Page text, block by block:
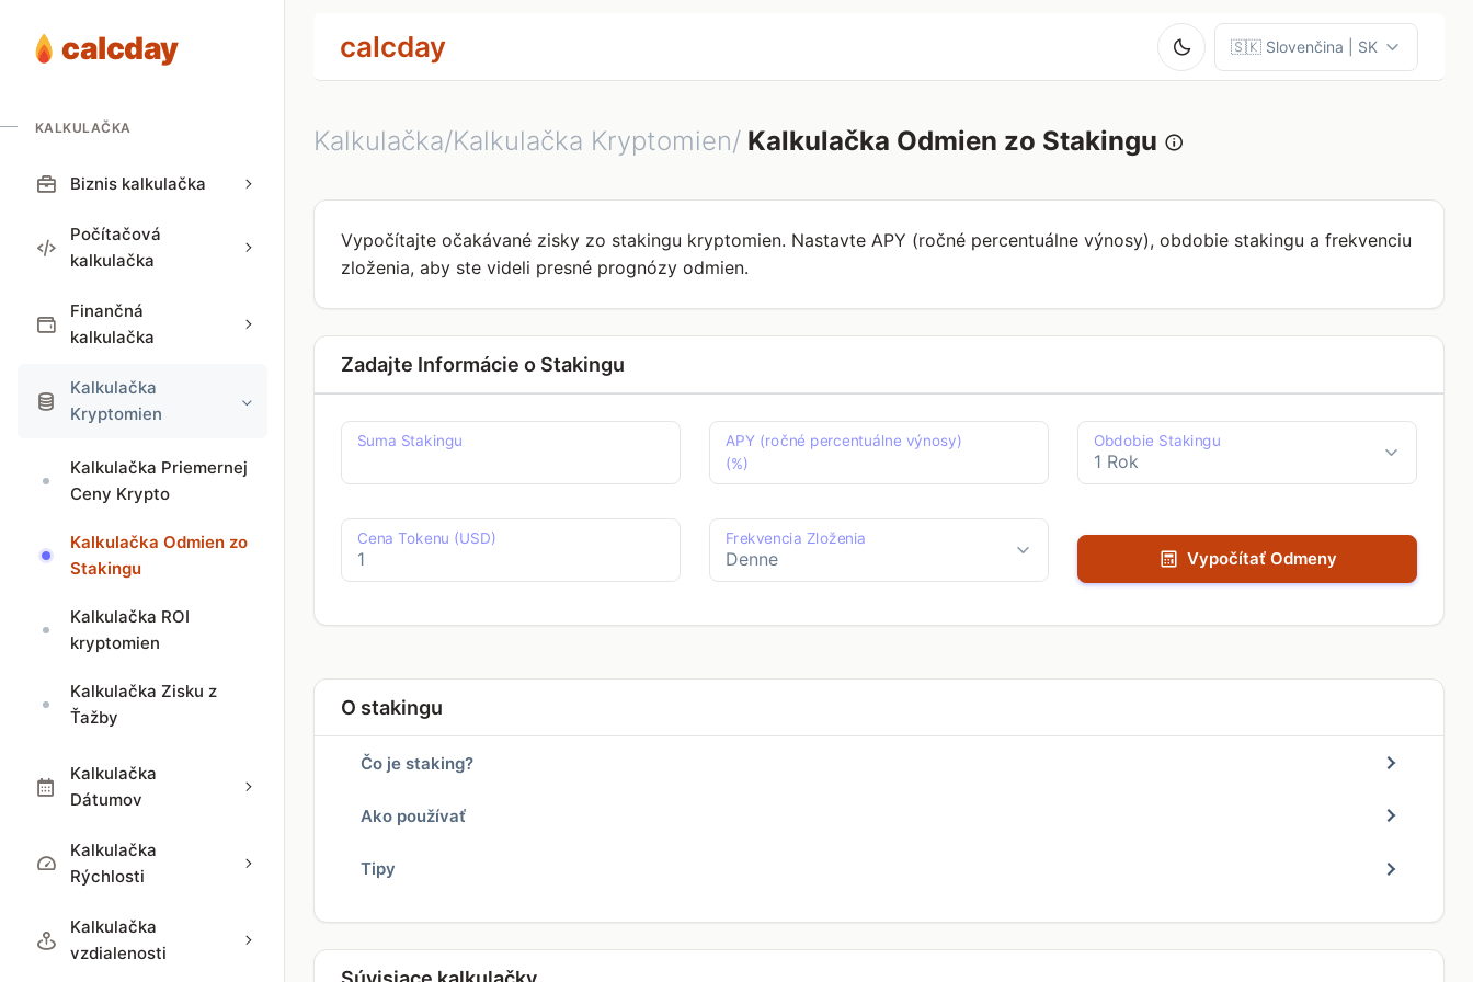
calcday
KALKULAČKA
Biznis kalkulačka
Počítačová
kalkulačka
Finančná
kalkulačka
Kalkulačka
Kryptomien
Kalkulačka Priemernej
Ceny Krypto
Kalkulačka Odmien zo
Stakingu
Kalkulačka ROI
kryptomien
Kalkulačka Zisku z
Ťažby
Kalkulačka
Dátumov
Kalkulačka
Rýchlosti
Kalkulačka
vzdialenosti
calcday
Kalkulačka/Kalkulačka Kryptomien/ Kalkulačka Odmien zo Stakingu
Vypočítajte očakávané zisky zo stakingu kryptomien. Nastavte APY (ročné percentuálne výnosy), obdobie stakingu a frekvenciu
zloženia, aby ste videli presné prognózy odmien.
Zadajte Informácie o Stakingu
Suma Stakingu
APY (ročné percentuálne výnosy)
(%)
Obdobie Stakingu
Cena Tokenu (USD) Frekvencia Zloženia
Vypočítať Odmeny
O stakingu
Čo je staking?
Ako používať
Tipy